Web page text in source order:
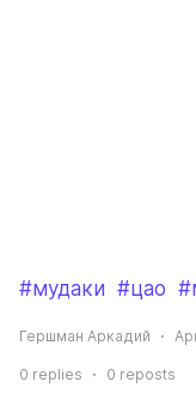
#мудаки #цао
Гершман Аркадий
0 replies 0 reposts